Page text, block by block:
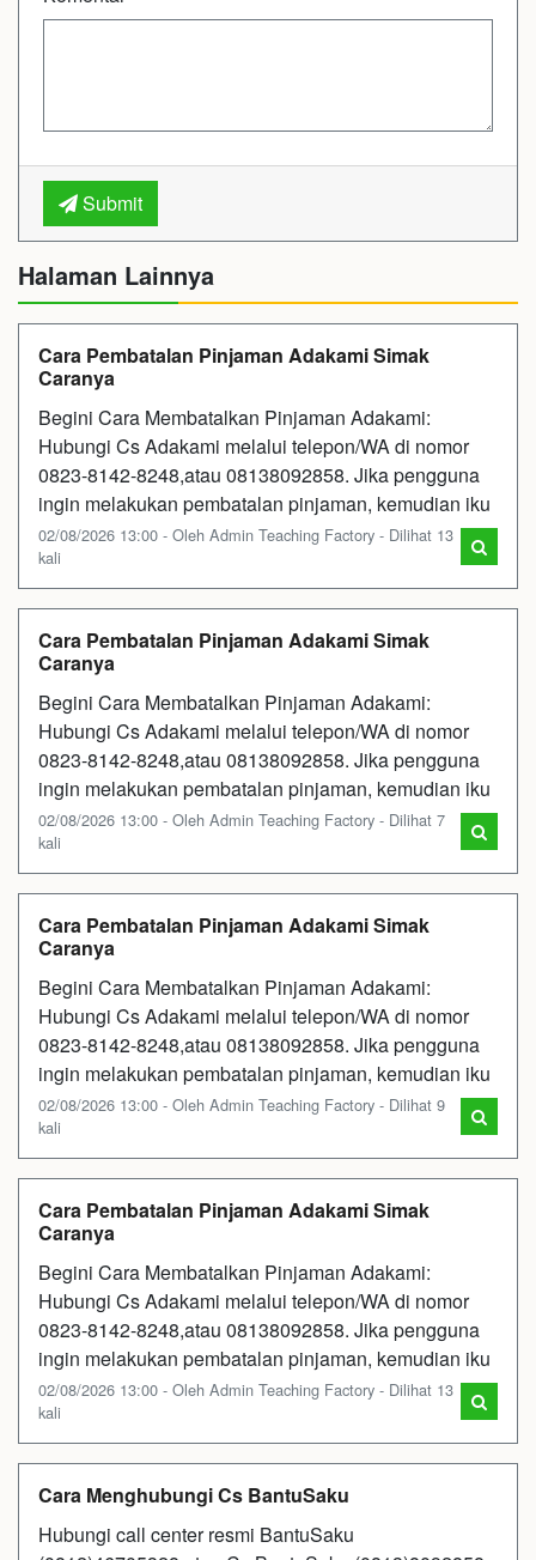
Submit
Halaman Lainnya
Cara Pembatalan Pinjaman Adakami Simak
Caranya
Begini Cara Membatalkan Pinjaman Adakami:
Hubungi Cs Adakami melalui telepon/WA di nomor
0823-8142-8248,atau 08138092858. Jika pengguna
ingin melakukan pembatalan pinjaman, kemudian iku
02/08/2026 13:00 - Oleh Admin Teaching Factory - Dilihat 13
kali
Cara Pembatalan Pinjaman Adakami Simak
Caranya
Begini Cara Membatalkan Pinjaman Adakami:
Hubungi Cs Adakami melalui telepon/WA di nomor
0823-8142-8248,atau 08138092858. Jika pengguna
ingin melakukan pembatalan pinjaman, kemudian iku
02/08/2026 13:00 - Oleh Admin Teaching Factory - Dilihat 7
kali
Cara Pembatalan Pinjaman Adakami Simak
Caranya
Begini Cara Membatalkan Pinjaman Adakami:
Hubungi Cs Adakami melalui telepon/WA di nomor
0823-8142-8248,atau 08138092858. Jika pengguna
ingin melakukan pembatalan pinjaman, kemudian iku
02/08/2026 13:00 - Oleh Admin Teaching Factory - Dilihat 9
kali
Cara Pembatalan Pinjaman Adakami Simak
Caranya
Begini Cara Membatalkan Pinjaman Adakami:
Hubungi Cs Adakami melalui telepon/WA di nomor
0823-8142-8248,atau 08138092858. Jika pengguna
ingin melakukan pembatalan pinjaman, kemudian iku
02/08/2026 13:00 - Oleh Admin Teaching Factory - Dilihat 13
kali
Cara Menghubungi Cs BantuSaku
Hubungi call center resmi BantuSaku